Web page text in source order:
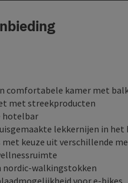
comfortabele kamer met
met streekproducten
hotelbar
lekkernijen in
keuze uit verschillende
nordic-walkingstokken
voor e-bikes